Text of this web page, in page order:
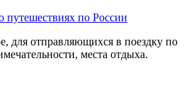
путешествиях по России
для отправляющихся в поездку по
места отдыха.